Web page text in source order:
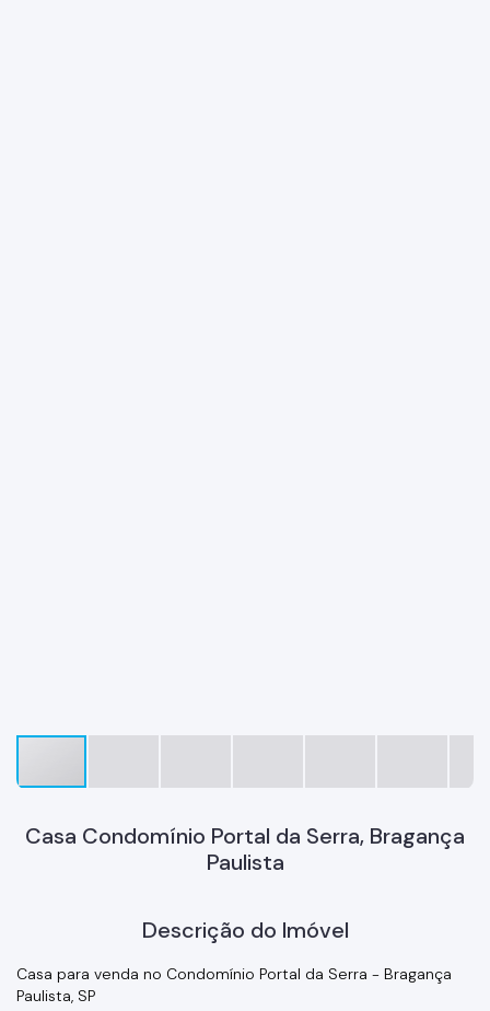
Casa Condomínio Portal da Serra, Bragança
Paulista
Descrição do Imóvel
Casa para venda no Condomínio Portal da Serra - Bragança
Paulista, SP